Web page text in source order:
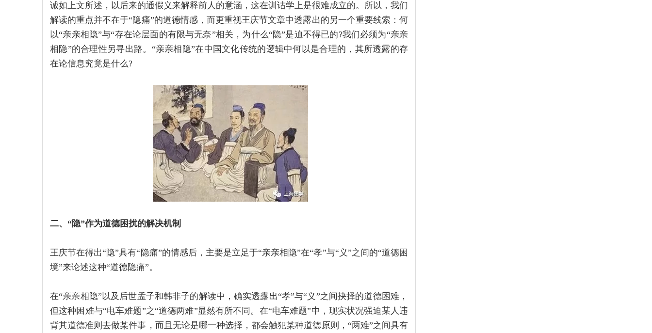
诚如上文所述，以后来的通假义来解释前人的意涵，这在训诂学上是很难成立的。所以，我们
解读的重点并不在于“隐痛”的道德情感，而更重视王庆节文章中透露出的另一个重要线索：何
以“亲亲相隐”与“存在论层面的有限与无奈”相关，为什么“隐”是迫不得已的?我们必须为“亲亲
相隐”的合理性另寻出路。“亲亲相隐”在中国文化传统的逻辑中何以是合理的，其所透露的存
在论信息究竟是什么?
二、“隐”作为道德困扰的解决机制
王庆节在得出“隐”具有“隐痛”的情感后，主要是立足于“亲亲相隐”在“孝”与“义”之间的“道德困
境”来论述这种“道德隐痛”。
在“亲亲相隐”以及后世孟子和韩非子的解读中，确实透露出“孝”与“义”之间抉择的道德困难，
但这种困难与“电车难题”之“道德两难”显然有所不同。在“电车难题”中，现实状况强迫某人违
背其道德准则去做某件事，而且无论是哪一种选择，都会触犯某种道德原则，“两难”之间具有